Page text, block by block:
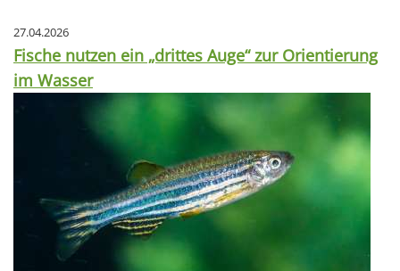
27.04.2026
Fische nutzen ein „drittes Auge“ zur Orientierung
im Wasser